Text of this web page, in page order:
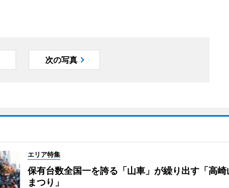
次の写真
エリア特集
保有台数全国一を誇る「山車」が繰り出す「高崎
まつり」